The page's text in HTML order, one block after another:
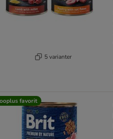
5 varianter
favorit